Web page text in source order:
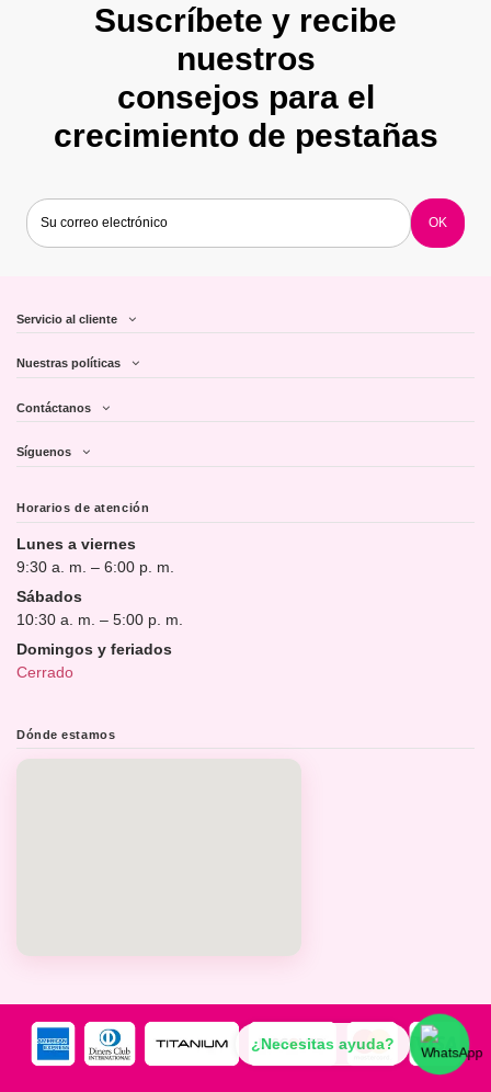
Suscríbete y recibe
nuestros
consejos para el
crecimiento de pestañas
¿Necesitas ayuda?
Servicio al cliente
Nuestras políticas
Contáctanos
Síguenos
Horarios de atención
Lunes a viernes
9:30 a. m. – 6:00 p. m.
Sábados
10:30 a. m. – 5:00 p. m.
Domingos y feriados
Cerrado
Dónde estamos